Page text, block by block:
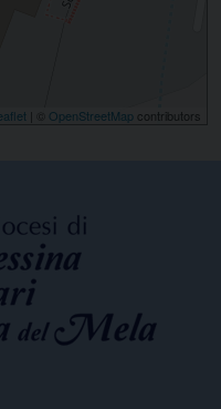
OpenStreetMap contributors